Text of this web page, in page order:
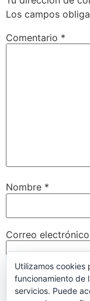
Los campos
Comentario *
Nombre *
Correo electrónico
Web
Utilizamos cookies
funcionamiento de
servicios. Puede